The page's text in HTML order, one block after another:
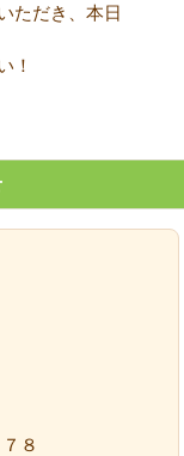
ただき、本日
！
８